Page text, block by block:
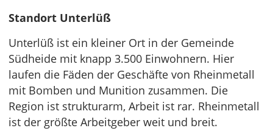
Standort Unterlüß
Unterlüß ist ein kleiner Ort in der Gemeinde
Südheide mit knapp 3.500 Einwohnern. Hier
laufen die Fäden der Geschäfte von Rheinmetall
mit Bomben und Munition zusammen. Die
Region ist strukturarm, Arbeit ist rar. Rheinmetall
ist der größte Arbeitgeber weit und breit.